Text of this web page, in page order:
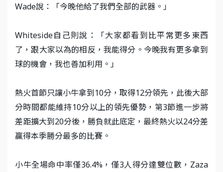
Wade說：「今晚他給了我們全部的武器。」
Whiteside自己則說：「大家都看到比平常更多東西
了，跟大家以為的相反，我能得分。今晚我有更多拿到
球的機會，我也善加利用。」
熱火首節只讓小牛拿到10分，取得12分領先，此後大部
分時間都能維持10分以上的領先優勢，第3節進一步將
差距擴大到20分後，勝負就此底定，最終熱火以24分差
贏得本季勝分最多的比賽。
小牛全場命中率僅36.4%，僅3人得分達雙位數，Zaza